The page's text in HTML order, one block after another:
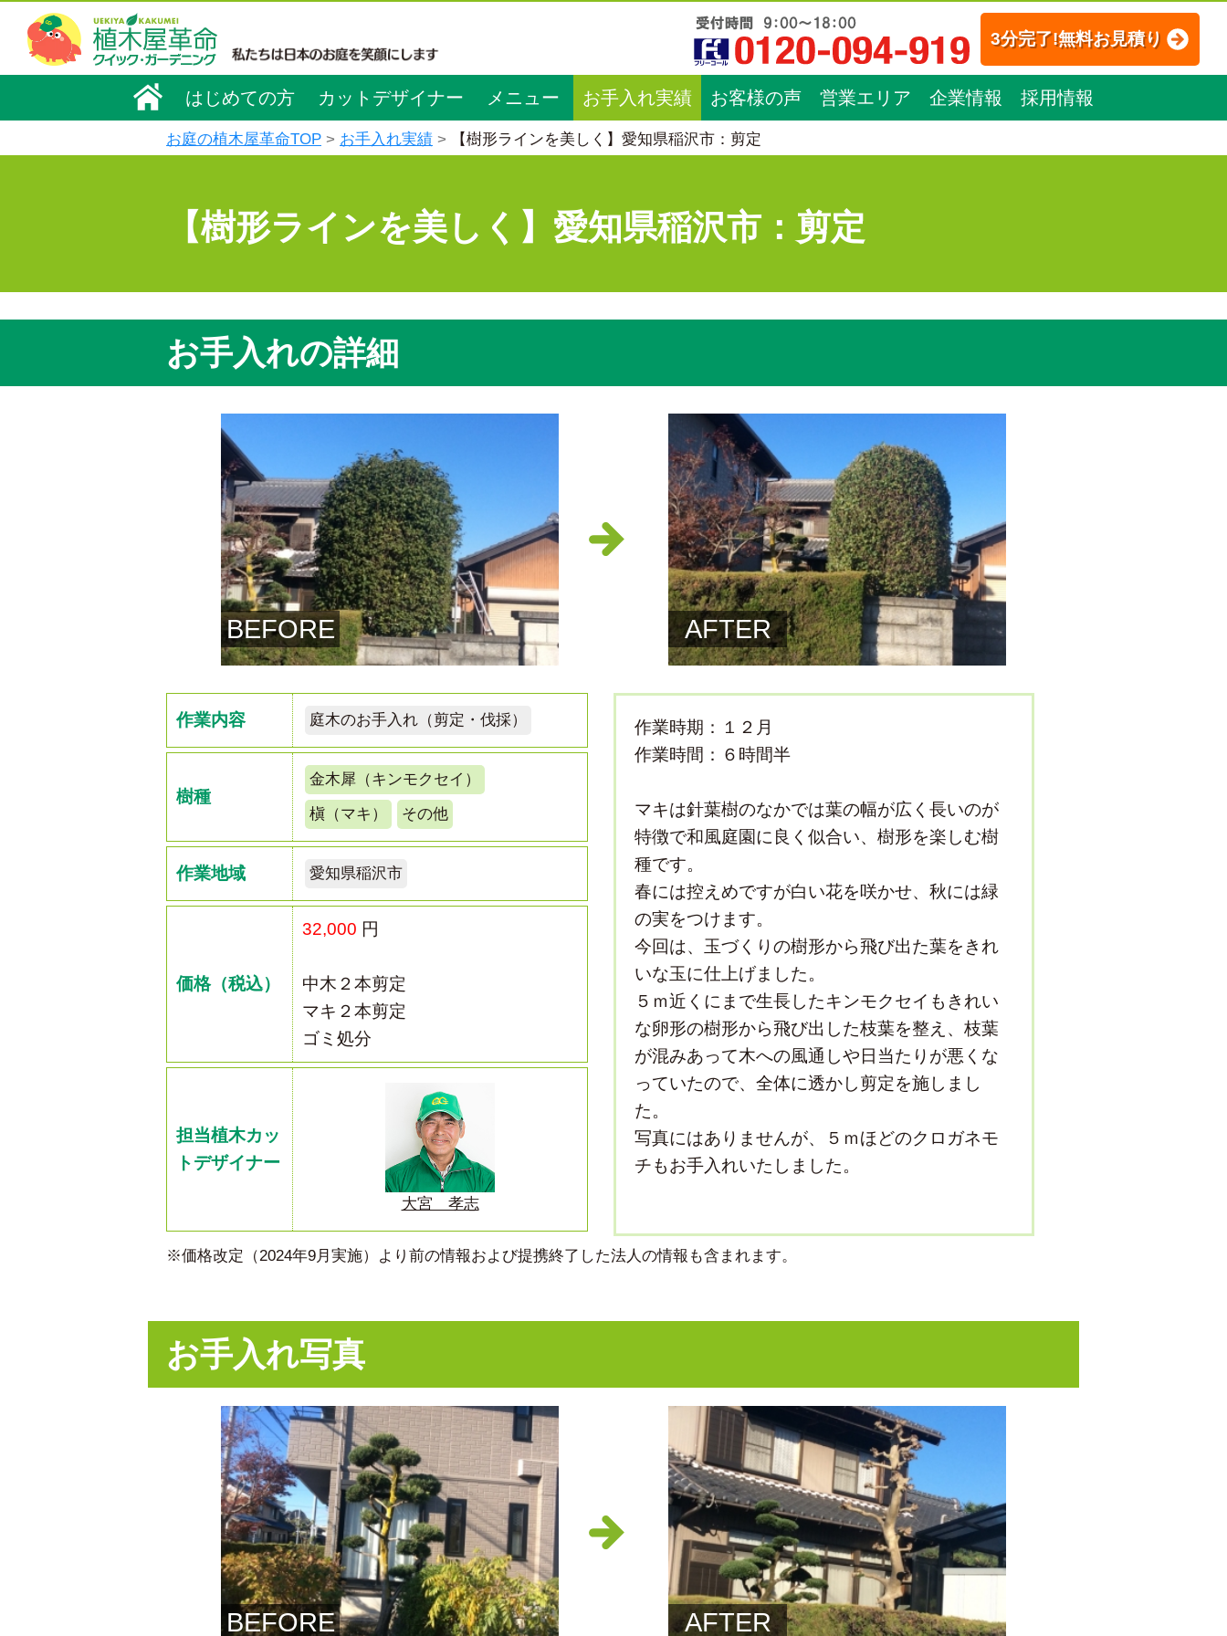
3分完了!無料お見積り
はじめての方 カットデザイナー メニュー お手入れ実績 お客様の声 営業エリア 企業情報 採用情報
お庭の植木屋革命TOP お手入れ実績 【樹形ラインを美しく】愛知県稲沢市：剪定
【樹形ラインを美しく】愛知県稲沢市：剪定
お手入れの詳細
BEFORE AFTER
作業内容 庭木のお手入れ（剪定・伐採）
樹種
金木犀（キンモクセイ）
槇（マキ）
その他
作業地域 愛知県稲沢市
価格（税込）
32,000 円
中木２本剪定
マキ２本剪定
ゴミ処分
担当植木カッ
トデザイナー
大宮 孝志
作業時期：１２月
作業時間：６時間半
マキは針葉樹のなかでは葉の幅が広く長いのが
特徴で和風庭園に良く似合い、樹形を楽しむ樹
種です。
春には控えめですが白い花を咲かせ、秋には緑
の実をつけます。
今回は、玉づくりの樹形から飛び出た葉をきれ
いな玉に仕上げました。
５ｍ近くにまで生長したキンモクセイもきれい
な卵形の樹形から飛び出した枝葉を整え、枝葉
が混みあって木への風通しや日当たりが悪くな
っていたので、全体に透かし剪定を施しまし
た。
写真にはありませんが、５ｍほどのクロガネモ
チもお手入れいたしました。
※価格改定（2024年9月実施）より前の情報および提携終了した法人の情報も含まれます。
お手入れ写真
BEFORE AFTER